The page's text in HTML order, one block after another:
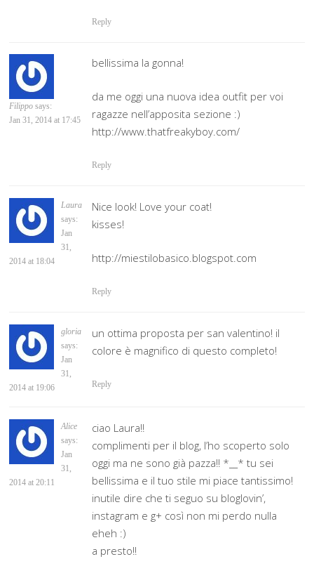
Reply
Filippo says:
Jan 31, 2014 at 17:45
bellissima la gonna!
da me oggi una nuova idea outfit per voi
ragazze nell’apposita sezione :)
http://www.thatfreakyboy.com/
Reply
Laura
says:
Jan
31,
2014 at 18:04
Nice look! Love your coat!
kisses!
http://miestilobasico.blogspot.com
Reply
gloria
says:
Jan
31,
2014 at 19:06
un ottima proposta per san valentino! il
colore è magnifico di questo completo!
Reply
Alice
says:
Jan
31,
2014 at 20:11
ciao Laura!!
complimenti per il blog, l’ho scoperto solo
oggi ma ne sono già pazza!! *__* tu sei
bellissima e il tuo stile mi piace tantissimo!
inutile dire che ti seguo su bloglovin’,
instagram e g+ così non mi perdo nulla
eheh :)
a presto!!